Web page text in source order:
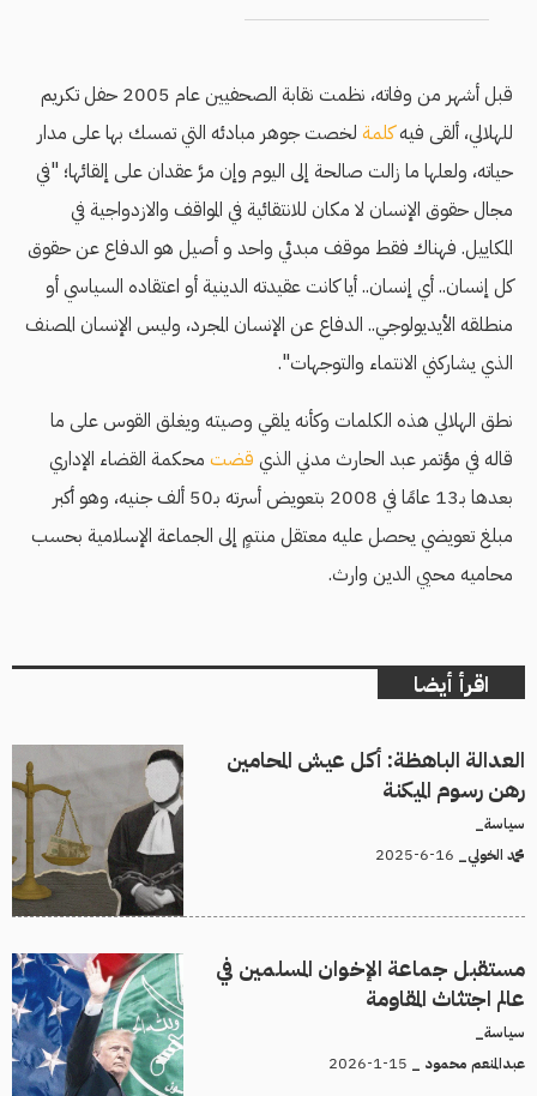
قبل أشهر من وفاته، نظمت نقابة الصحفيين عام 2005 حفل تكريم
للهلالي، ألقى فيهكلمة لخصت جوهر مبادئه التي تمسك بها على مدار
حياته، ولعلها ما زالت صالحة إلى اليوم وإن مرَّ عقدان على إلقائها؛ "في
مجال حقوق الإنسان لا مكان للانتقائية في المواقف والازدواجية في
المكاييل. فهناك فقط موقف مبدئي واحد و أصيل هو الدفاع عن حقوق
كل إنسان.. أي إنسان.. أيا كانت عقيدته الدينية أو اعتقاده السياسي أو
منطلقه الأيديولوجي.. الدفاع عن الإنسان المجرد، وليس الإنسان المصنف
الذي يشاركني الانتماء والتوجهات".
نطق الهلالي هذه الكلمات وكأنه يلقي وصيته ويغلق القوس على ما
قاله في مؤتمر عبد الحارث مدني الذي قضت محكمة القضاء الإداري
بعدها بـ13 عامًا في 2008 بتعويض أسرته بـ50 ألف جنيه، وهو أكبر
مبلغ تعويضي يحصل عليه معتقل منتمٍ إلى الجماعة الإسلامية بحسب
محاميه محيي الدين وارث.
اقرأ أيضا
العدالة الباهظة: أكل عيش المحامين
رهن رسوم الميكنة
سياسة_
محمد الخولي_
مستقبل جماعة الإخوان المسلمين في
عالم اجتثاث المقاومة
سياسة_
عبدالمنعم محمود _